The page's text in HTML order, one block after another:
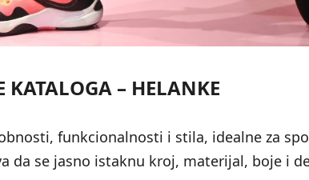
KATALOGA – HELANKE
funkcionalnosti i stila, idealne za
da se jasno istaknu kroj, materijal, boje i